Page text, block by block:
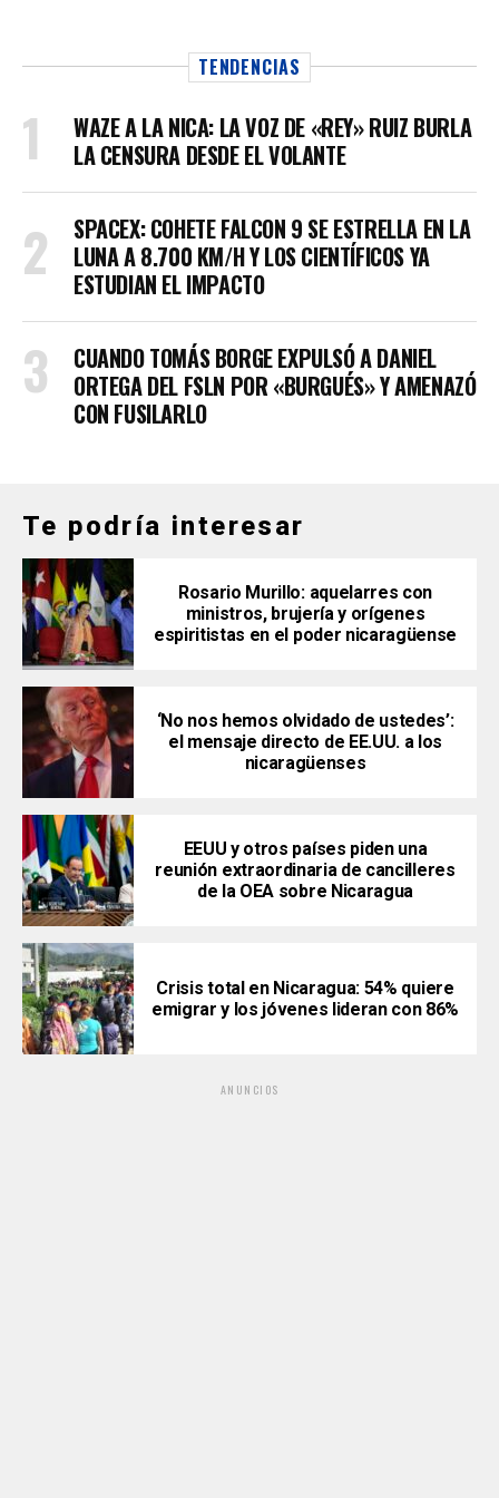
TENDENCIAS
WAZE A LA NICA: LA VOZ DE «REY» RUIZ BURLA
LA CENSURA DESDE EL VOLANTE
SPACEX: COHETE FALCON 9 SE ESTRELLA EN LA
LUNA A 8.700 KM/H Y LOS CIENTÍFICOS YA
ESTUDIAN EL IMPACTO
CUANDO TOMÁS BORGE EXPULSÓ A DANIEL
ORTEGA DEL FSLN POR «BURGUÉS» Y AMENAZÓ
CON FUSILARLO
Te podría interesar
Rosario Murillo: aquelarres con
ministros, brujería y orígenes
espiritistas en el poder nicaragüense
‘No nos hemos olvidado de ustedes’:
el mensaje directo de EE.UU. a los
nicaragüenses
EEUU y otros países piden una
reunión extraordinaria de cancilleres
de la OEA sobre Nicaragua
Crisis total en Nicaragua: 54% quiere
emigrar y los jóvenes lideran con 86%
ANUNCIOS